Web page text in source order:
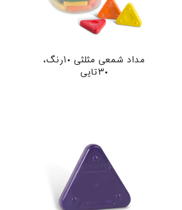
مداد شمعی مثلثی ۱۰رنگ،
۳۰تایی